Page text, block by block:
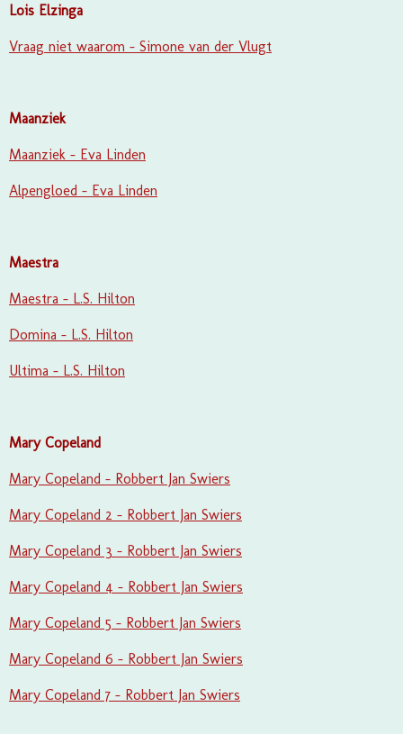
Lois Elzinga
Vraag niet waarom - Simone van der Vlugt
Maanziek
Maanziek - Eva Linden
Alpengloed - Eva Linden
Maestra
Maestra - L.S. Hilton
Domina - L.S. Hilton
Ultima - L.S. Hilton
Mary Copeland
Mary Copeland - Robbert Jan Swiers
Mary Copeland 2 - Robbert Jan Swiers
Mary Copeland 3 - Robbert Jan Swiers
Mary Copeland 4 - Robbert Jan Swiers
Mary Copeland 5 - Robbert Jan Swiers
Mary Copeland 6 - Robbert Jan Swiers
Mary Copeland 7 - Robbert Jan Swiers